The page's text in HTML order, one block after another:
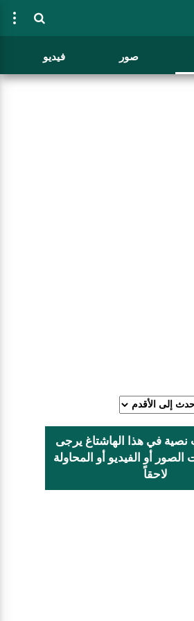
صور فيديو
نصية في هذا الهاشتاغ يرجى
أو الفيديو أو المحاولة
لاحقاً